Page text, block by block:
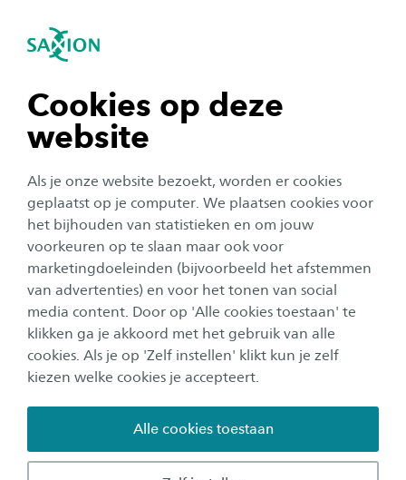
Cookies op deze
website
Als je onze website bezoekt, worden er cookies
geplaatst op je computer. We plaatsen cookies voor
het bijhouden van statistieken en om jouw
voorkeuren op te slaan maar ook voor
marketingdoeleinden (bijvoorbeeld het afstemmen
van advertenties) en voor het tonen van social
media content. Door op 'Alle cookies toestaan' te
klikken ga je akkoord met het gebruik van alle
cookies. Als je op 'Zelf instellen' klikt kun je zelf
kiezen welke cookies je accepteert.
Alle cookies toestaan
Navigatie openen
tonen
tonen
tonen
tonen
sluiten
Professionalisering
Saxion biedt beginnende en ervaren
leerkrachten een uitgebreid aanbod op het
gebied van Dalton. Denk hierbij aan alle
daltoncertificaten en daltonscholing op maat.
‘No method, no system’ (Parkhurst).
Scholingsaanbod
In ons aanbod vind je cursussen die leiden tot
daltoncertificaten. Deze cursussen kunnen (bij
voldoende deelnemers) worden aangeboden op locatie.
Dit kan zijn voor een compleet team of voor collega's